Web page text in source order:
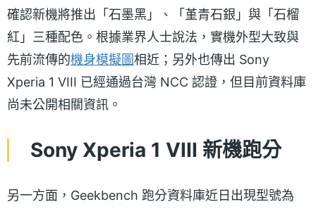
確認新機將推出「石墨黑」、「堇青石銀」與「石榴
紅」三種配色。根據業界人士說法，實機外型大致與
先前流傳的機身模擬圖相近；另外也傳出 Sony
Xperia 1 VIII 已經通過台灣 NCC 認證，但目前資料庫
尚未公開相關資訊。
Sony Xperia 1 VIII 新機跑分
另一方面，Geekbench 跑分資料庫近日出現型號為